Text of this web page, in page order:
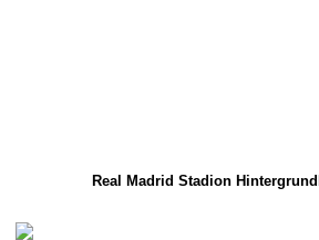
Real Madrid Stadion